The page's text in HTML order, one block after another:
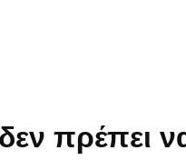
δεν πρέπει